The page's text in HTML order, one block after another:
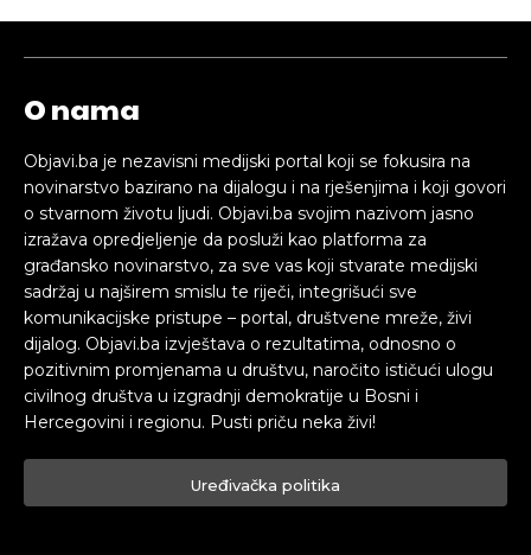
O nama
Objavi.ba je nezavisni medijski portal koji se fokusira na
novinarstvo bazirano na dijalogu i na rješenjima i koji govori
o stvarnom životu ljudi. Objavi.ba svojim nazivom jasno
izražava opredjeljenje da posluži kao platforma za
građansko novinarstvo, za sve vas koji stvarate medijski
sadržaj u najširem smislu te riječi, integrišući sve
komunikacijske pristupe – portal, društvene mreže, živi
dijalog. Objavi.ba izvještava o rezultatima, odnosno o
pozitivnim promjenama u društvu, naročito ističući ulogu
civilnog društva u izgradnji demokratije u Bosni i
Hercegovini i regionu. Pusti priču neka živi!
Uređivačka politika